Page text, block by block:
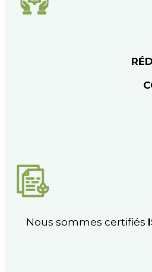
Nous sommes certifiés